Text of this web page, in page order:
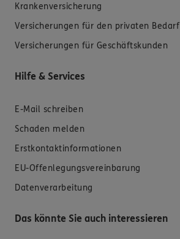
Krankenversicherung
Versicherungen für den privaten Bedarf
Versicherungen für Geschäftskunden
Hilfe & Services
E-Mail schreiben
Schaden melden
Erstkontaktinformationen
EU-Offenlegungsvereinbarung
Datenverarbeitung
Das könnte Sie auch interessieren